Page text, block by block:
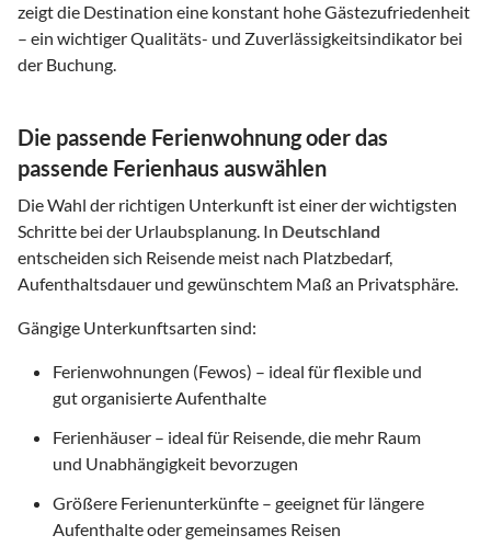
zeigt die Destination eine konstant hohe Gästezufriedenheit
– ein wichtiger Qualitäts- und Zuverlässigkeitsindikator bei
der Buchung.
Die passende Ferienwohnung oder das
passende Ferienhaus auswählen
Die Wahl der richtigen Unterkunft ist einer der wichtigsten
Schritte bei der Urlaubsplanung. In Deutschland
entscheiden sich Reisende meist nach Platzbedarf,
Aufenthaltsdauer und gewünschtem Maß an Privatsphäre.
Gängige Unterkunftsarten sind:
Ferienwohnungen (Fewos) – ideal für flexible und
gut organisierte Aufenthalte
Ferienhäuser – ideal für Reisende, die mehr Raum
und Unabhängigkeit bevorzugen
Größere Ferienunterkünfte – geeignet für längere
Aufenthalte oder gemeinsames Reisen